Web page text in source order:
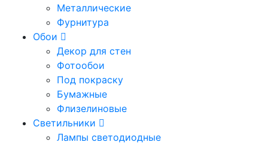
Металлические
Фурнитура
Обои
Декор для стен
Фотообои
Под покраску
Бумажные
Флизелиновые
Светильники
Лампы светодиодные